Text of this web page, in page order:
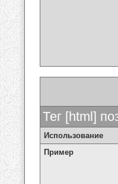
Тег [html]
Использование
Пример